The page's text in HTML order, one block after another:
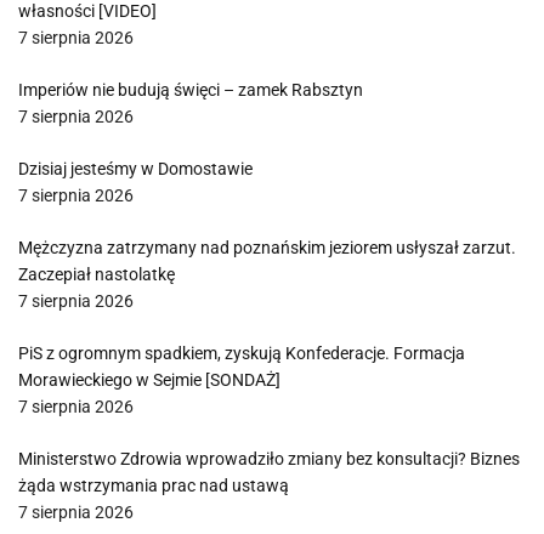
własności [VIDEO]
7 sierpnia 2026
Imperiów nie budują święci – zamek Rabsztyn
7 sierpnia 2026
Dzisiaj jesteśmy w Domostawie
7 sierpnia 2026
Mężczyzna zatrzymany nad poznańskim jeziorem usłyszał zarzut.
Zaczepiał nastolatkę
7 sierpnia 2026
PiS z ogromnym spadkiem, zyskują Konfederacje. Formacja
Morawieckiego w Sejmie [SONDAŻ]
7 sierpnia 2026
Ministerstwo Zdrowia wprowadziło zmiany bez konsultacji? Biznes
żąda wstrzymania prac nad ustawą
7 sierpnia 2026